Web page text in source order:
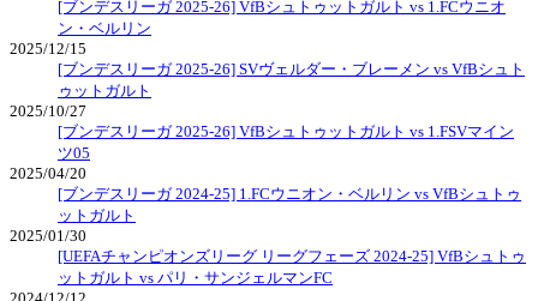
[ブンデスリーガ 2025-26] VfBシュトゥットガルト vs 1.FCウニオ
ン・ベルリン
2025/12/15
[ブンデスリーガ 2025-26] SVヴェルダー・ブレーメン vs VfBシュト
ゥットガルト
2025/10/27
[ブンデスリーガ 2025-26] VfBシュトゥットガルト vs 1.FSVマイン
ツ05
2025/04/20
[ブンデスリーガ 2024-25] 1.FCウニオン・ベルリン vs VfBシュトゥ
ットガルト
2025/01/30
[UEFAチャンピオンズリーグ リーグフェーズ 2024-25] VfBシュトゥ
ットガルト vs パリ・サンジェルマンFC